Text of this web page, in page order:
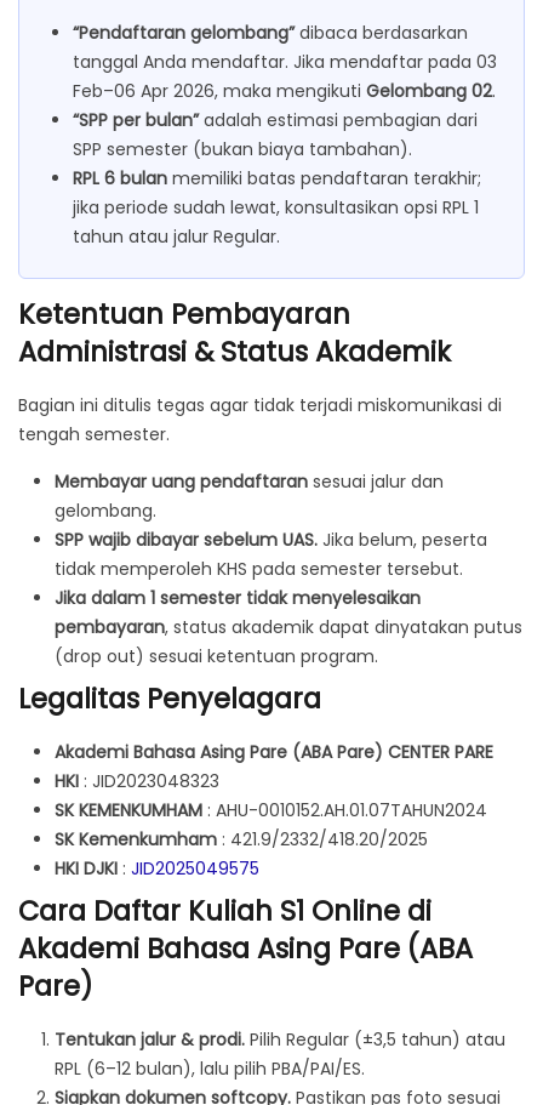
“Pendaftaran gelombang”dibaca berdasarkan
tanggal Anda mendaftar. Jika mendaftar pada 03
Feb–06 Apr 2026, maka mengikuti Gelombang 02.
“SPP per bulan”adalah estimasi pembagian dari
SPP semester (bukan biaya tambahan).
RPL 6 bulan memiliki batas pendaftaran terakhir;
jika periode sudah lewat, konsultasikan opsi RPL 1
tahun atau jalur Regular.
Ketentuan Pembayaran
Administrasi & Status Akademik
Bagian ini ditulis tegas agar tidak terjadi miskomunikasi di
tengah semester.
Membayar uang pendaftaran sesuai jalur dan
gelombang.
SPP wajib dibayar sebelum UAS. Jika belum, peserta
tidak memperoleh KHS pada semester tersebut.
Jika dalam 1 semester tidak menyelesaikan
pembayaran, status akademik dapat dinyatakan putus
(drop out) sesuai ketentuan program.
Legalitas Penyelagara
Akademi Bahasa Asing Pare (ABA Pare) CENTER PARE
HKI : JID2023048323
SK KEMENKUMHAM : AHU-0010152.AH.01.07TAHUN2024
SK Kemenkumham : 421.9/2332/418.20/2025
HKI DJKI : JID2025049575
Cara Daftar Kuliah S1 Online di
Akademi Bahasa Asing Pare (ABA
Pare)
Tentukan jalur & prodi. Pilih Regular (±3,5 tahun) atau
RPL (6–12 bulan), lalu pilih PBA/PAI/ES.
Siapkan dokumen softcopy. Pastikan pas foto sesuai